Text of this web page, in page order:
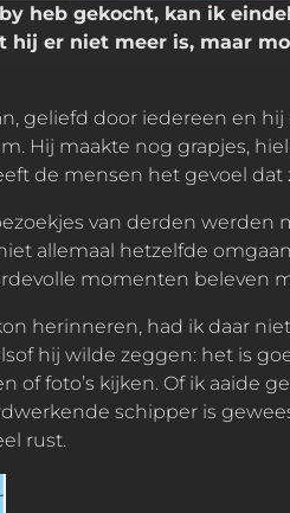
heb gekocht, kan ik
er niet meer is, maar
geliefd door iedereen en
Hij maakte nog grapjes,
de mensen het gevoel
van derden
allemaal hetzelfde
momenten beleven
herinneren, had ik daar
hij wilde zeggen: het is
foto’s kijken. Of ik aaide
schipper is
rust.